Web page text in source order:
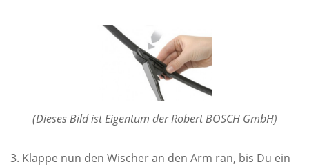
(Dieses Bild ist Eigentum der Robert BOSCH GmbH)
Klappe nun den Wischer an den Arm ran, bis Du ein